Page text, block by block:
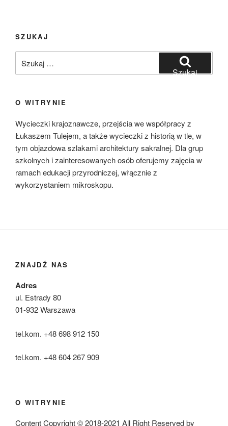
SZUKAJ
Szukaj
O WITRYNIE
Wycieczki krajoznawcze, przejścia we współpracy z
Łukaszem Tulejem, a także wycieczki z historią w tle, w
tym objazdowa szlakami architektury sakralnej. Dla grup
szkolnych i zainteresowanych osób oferujemy zajęcia w
ramach edukacji przyrodniczej, włącznie z
wykorzystaniem mikroskopu.
ZNAJDŹ NAS
Adres
ul. Estrady 80
01-932 Warszawa
tel.kom. +48 698 912 150
tel.kom. +48 604 267 909
O WITRYNIE
Content Copyright © 2018-2021 All Right Reserved by